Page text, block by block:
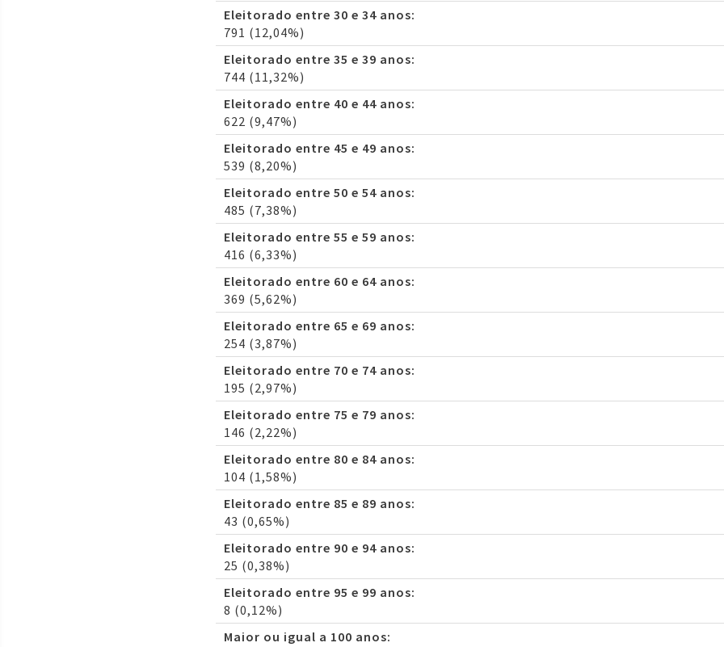
Eleitorado entre 30 e 34 anos:
791 (12,04%)
Eleitorado entre 35 e 39 anos:
744 (11,32%)
Eleitorado entre 40 e 44 anos:
622 (9,47%)
Eleitorado entre 45 e 49 anos:
539 (8,20%)
Eleitorado entre 50 e 54 anos:
485 (7,38%)
Eleitorado entre 55 e 59 anos:
416 (6,33%)
Eleitorado entre 60 e 64 anos:
369 (5,62%)
Eleitorado entre 65 e 69 anos:
254 (3,87%)
Eleitorado entre 70 e 74 anos:
195 (2,97%)
Eleitorado entre 75 e 79 anos:
146 (2,22%)
Eleitorado entre 80 e 84 anos:
104 (1,58%)
Eleitorado entre 85 e 89 anos:
43 (0,65%)
Eleitorado entre 90 e 94 anos:
25 (0,38%)
Eleitorado entre 95 e 99 anos:
8 (0,12%)
Maior ou igual a 100 anos: